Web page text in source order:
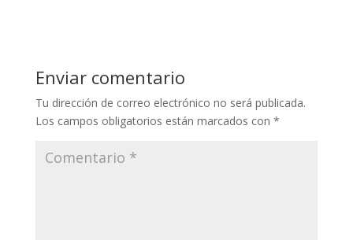
Enviar comentario
Tu dirección de correo electrónico no será publicada.
Los campos obligatorios están marcados con *